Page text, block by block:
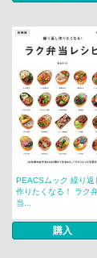
PEACSムック 繰り返
作りたくなる！ ラク
当...
購入